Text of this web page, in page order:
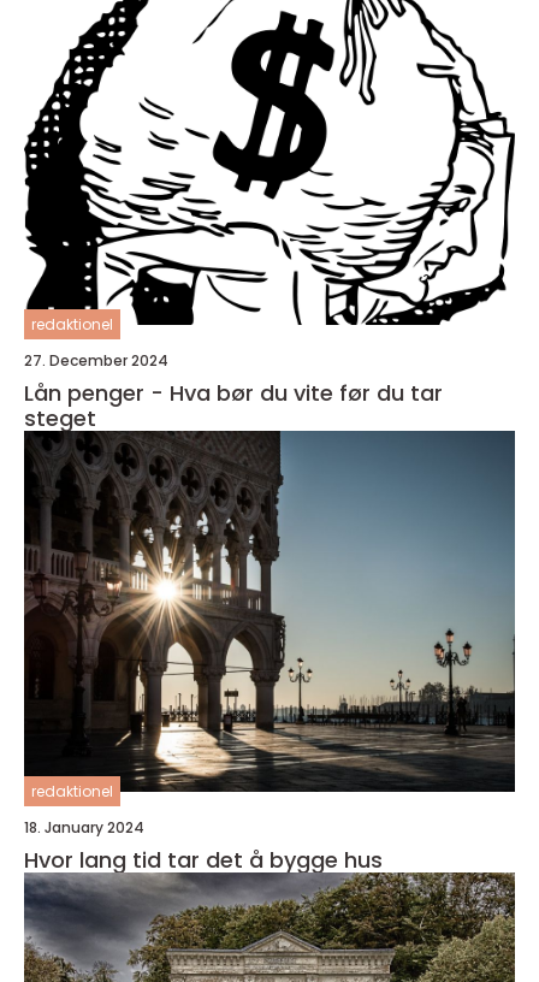
redaktionel
27. December 2024
Lån penger - Hva bør du vite før du tar
steget
redaktionel
18. January 2024
Hvor lang tid tar det å bygge hus